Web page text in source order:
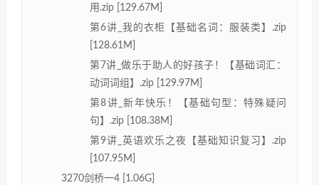
用.zip [129.67M]
第6讲_我的衣柜【基础名词：服装类】.zip
[128.61M]
第7讲_做乐于助人的好孩子！【基础词汇：
动词词组】.zip [129.97M]
第8讲_新年快乐！【基础句型：特殊疑问
句】.zip [108.38M]
第9讲_英语欢乐之夜【基础知识复习】.zip
[107.95M]
3270剑桥一4 [1.06G]